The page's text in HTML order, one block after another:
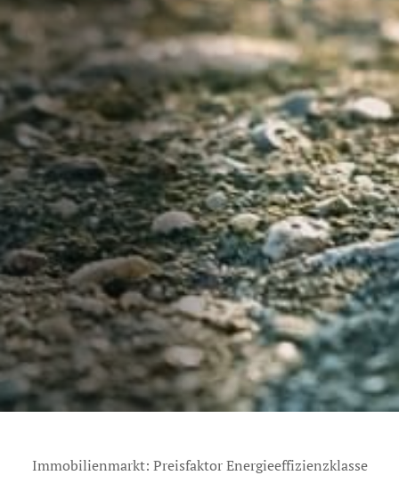
Immobilienmarkt: Preisfaktor Energieeffizienzklasse